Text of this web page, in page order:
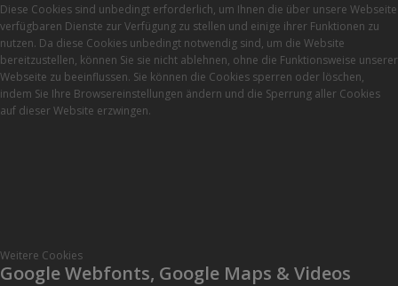
Diese Cookies sind unbedingt erforderlich, um Ihnen die über unsere Webseite
verfügbaren Dienste zur Verfügung zu stellen und einige ihrer Funktionen zu
nutzen. Da diese Cookies unbedingt notwendig sind, um die Website
bereitzustellen, können Sie sie nicht ablehnen, ohne die Funktionsweise unserer
Webseite zu beeinflussen. Sie können die Cookies sperren oder löschen,
indem Sie Ihre Browsereinstellungen ändern und die Sperrung aller Cookies
auf dieser Website erzwingen.
Weitere Cookies
Google Webfonts, Google Maps & Videos